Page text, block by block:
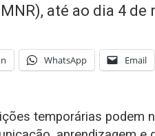
até ao dia 4 de
WhatsApp Email
temporárias podem